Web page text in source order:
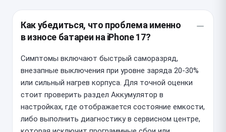
Как убедиться, что проблема именно
в износе батареи на iPhone 17?
Симптомы включают быстрый саморазряд,
внезапные выключения при уровне заряда 20-30%
или сильный нагрев корпуса. Для точной оценки
стоит проверить раздел Аккумулятор в
настройках, где отображается состояние емкости,
либо выполнить диагностику в сервисном центре,